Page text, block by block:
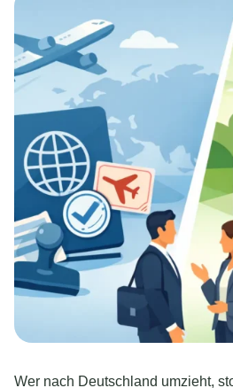
Wer nach Deutschland umzieht,